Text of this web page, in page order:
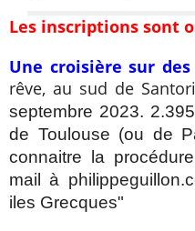
Les inscriptions sont
Une croisière sur
rêve, au sud de
septembre 2023.
de Toulouse (ou de
connaitre la
mail à
iles Grecques"